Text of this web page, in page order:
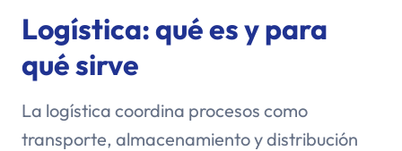
Logística: qué es y para
qué sirve
La logística coordina procesos como
transporte, almacenamiento y distribución